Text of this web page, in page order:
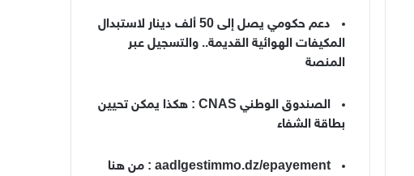
دعم حكومي يصل إلى 50 ألف دينار لاستبدال
المكيفات الهوائية القديمة.. والتسجيل عبر
المنصة
الصندوق الوطني CNAS : هكذا يمكن تحيين
بطاقة الشفاء
aadlgestimmo.dz/epayement : من هنا